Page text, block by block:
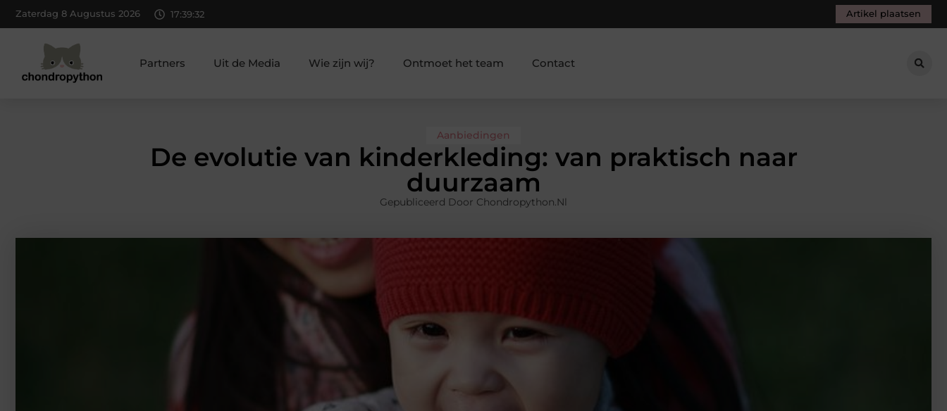
Zaterdag 8 Augustus 2026 17:39:34 Artikel plaatsen
Partners Uit de Media Wie zijn wij? Ontmoet het team Contact
Aanbiedingen
De evolutie van kinderkleding: van praktisch naar
duurzaam
Gepubliceerd Door Chondropython.nl